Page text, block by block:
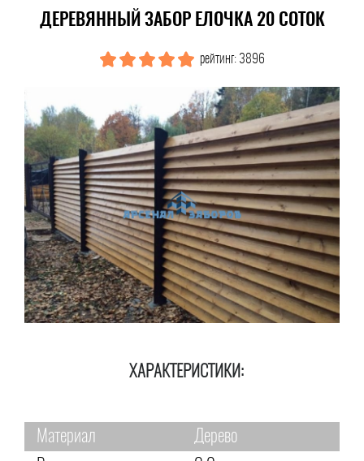
ДЕРЕВЯННЫЙ ЗАБОР ЕЛОЧКА 20 СОТОК
рейтинг: 3896
ХАРАКТЕРИСТИКИ:
Материал
Дерево